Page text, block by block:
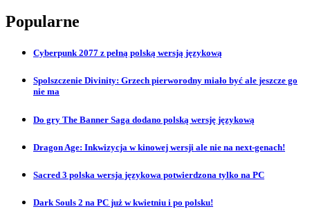
Popularne
Cyberpunk 2077 z pełną polską wersją językową
Spolszczenie Divinity: Grzech pierworodny miało być ale jeszcze go
nie ma
Do gry The Banner Saga dodano polską wersję językową
Dragon Age: Inkwizycja w kinowej wersji ale nie na next-genach!
Sacred 3 polska wersja językowa potwierdzona tylko na PC
Dark Souls 2 na PC już w kwietniu i po polsku!